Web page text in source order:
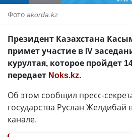
Фото akorda.kz
Президент Казахстана
примет участие в IV
курултая, которое пройдет
передает Noks.kz.
Об этом сообщил пресс-
государства Руслан Желдибай
канале.